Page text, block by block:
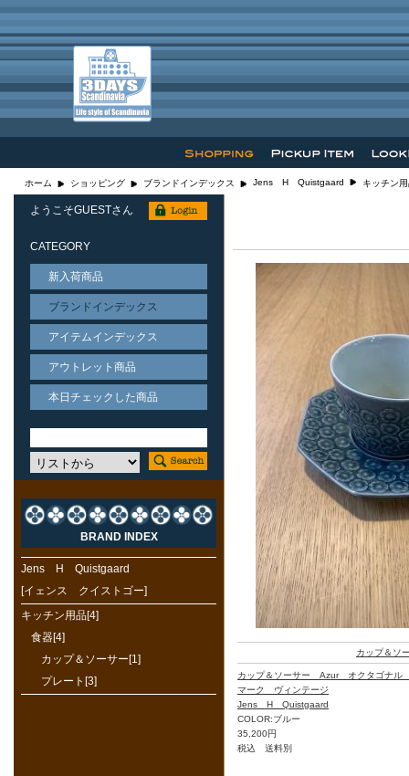
ホーム ショッピング ブランドインデックス Jens H Quistgaard キッチン
カップ＆ソ
カップ＆ソーサー Azur オクタゴナ
マーク ヴィンテージ
Jens H Quistgaard
COLOR:ブルー
35,200円
税込 送料別
ようこそGUESTさん
CATEGORY
新入荷商品
ブランドインデックス
アイテムインデックス
アウトレット商品
本日チェックした商品
BRAND INDEX
Jens H Quistgaard
[イェンス クイストゴー]
キッチン用品[4]
食器[4]
カップ＆ソーサー[1]
プレート[3]